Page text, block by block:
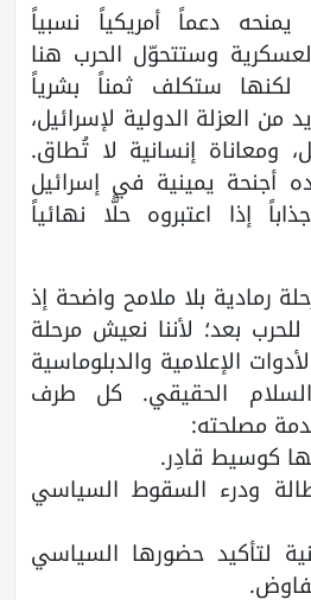
يمنحه دعماً أمريكياً نسبياً
وستتحوّل الحرب هنا
لكنها ستكلف ثمناً بشرياً
من العزلة الدولية لإسرائيل،
ومعاناة إنسانية لا تُطاق.
أجنحة يمينية في إسرائيل
إذا اعتبروه حلًّا نهائياً
رمادية بلا ملامح واضحة إذ
بعد؛ لأننا نعيش مرحلة
الإعلامية والدبلوماسية
الحقيقي. كل طرف
مصلحته:
كوسيط قادِر.
ودرء السقوط السياسي
لتأكيد حضورها السياسي